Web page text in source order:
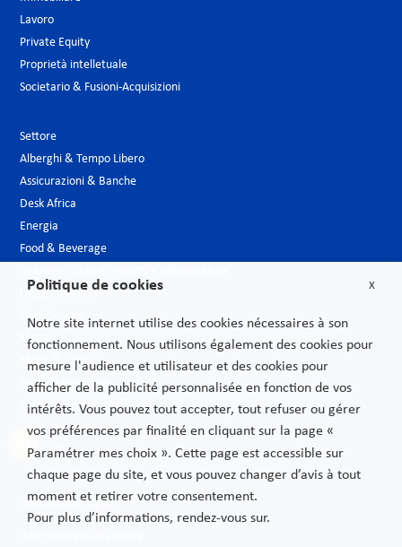
Lavoro
Private Equity
Proprietà intelletuale
Societario & Fusioni-Acquisizioni
Settore
Alberghi & Tempo Libero
Assicurazioni & Banche
Desk Africa
Energia
Food & Beverage
Largo consumo
Life Sciences
Media
Moda & Lusso
Nuove tecnologie
Pubblica amministrazione
Telecomunicazioni
Trasporti
Informazioni legali
X
Politique de cookies
Notre site internet utilise des cookies nécessaires à son
fonctionnement. Nous utilisons également des cookies pour
mesure l'audience et utilisateur et des cookies pour
afficher de la publicité personnalisée en fonction de vos
intérêts. Vous pouvez tout accepter, tout refuser ou gérer
vos préférences par finalité en cliquant sur la page «
Paramétrer mes choix ». Cette page est accessible sur
chaque page du site, et vous pouvez changer d’avis à tout
moment et retirer votre consentement.
Pour plus d’informations, rendez-vous sur.